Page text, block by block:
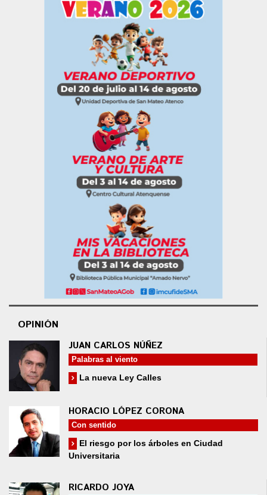
OPINIÓN
JUAN CARLOS NÚÑEZ
Palabras al viento
La nueva Ley Calles
HORACIO LÓPEZ CORONA
Con sentido
El riesgo por los árboles en Ciudad
Universitaria
RICARDO JOYA